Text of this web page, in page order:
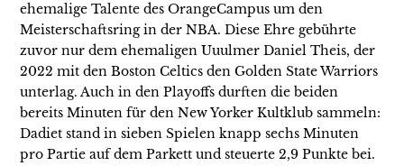
ehemalige Talente des OrangeCampus um den
Meisterschaftsring in der NBA. Diese Ehre gebührte
zuvor nur dem ehemaligen Uuulmer Daniel Theis, der
2022 mit den Boston Celtics den Golden State Warriors
unterlag. Auch in den Playoffs durften die beiden
bereits Minuten für den New Yorker Kultklub sammeln:
Dadiet stand in sieben Spielen knapp sechs Minuten
pro Partie auf dem Parkett und steuerte 2,9 Punkte bei.